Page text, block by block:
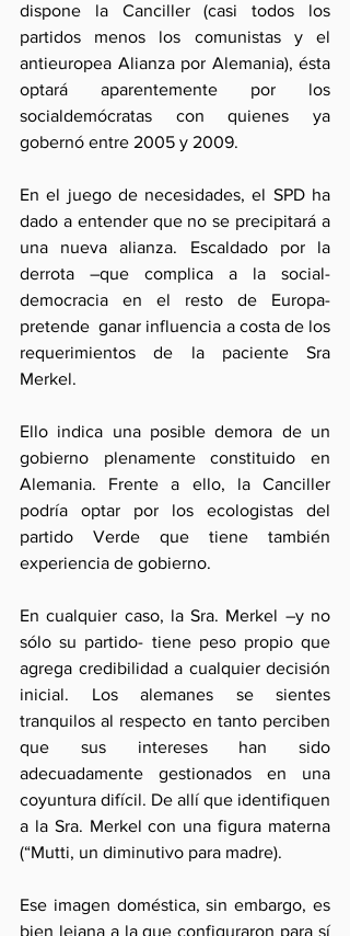
dispone la Canciller (casi todos los
partidos menos los comunistas y el
antieuropea Alianza por Alemania), ésta
optará aparentemente por los
socialdemócratas con quienes ya
gobernó entre 2005 y 2009.
En el juego de necesidades, el SPD ha
dado a entender que no se precipitará a
una nueva alianza. Escaldado por la
derrota –que complica a la social-
democracia en el resto de Europa-
pretende  ganar influencia a costa de los
requerimientos de la paciente Sra
Merkel.
Ello indica una posible demora de un
gobierno plenamente constituido en
Alemania. Frente a ello, la Canciller
podría optar por los ecologistas del
partido Verde que tiene también
experiencia de gobierno.
En cualquier caso, la Sra. Merkel –y no
sólo su partido- tiene peso propio que
agrega credibilidad a cualquier decisión
inicial. Los alemanes se sientes
tranquilos al respecto en tanto perciben
que sus intereses han sido
adecuadamente gestionados en una
coyuntura difícil. De allí que identifiquen
a la Sra. Merkel con una figura materna
(“Mutti, un diminutivo para madre).
Ese imagen doméstica, sin embargo, es
bien lejana a la que configuraron para sí